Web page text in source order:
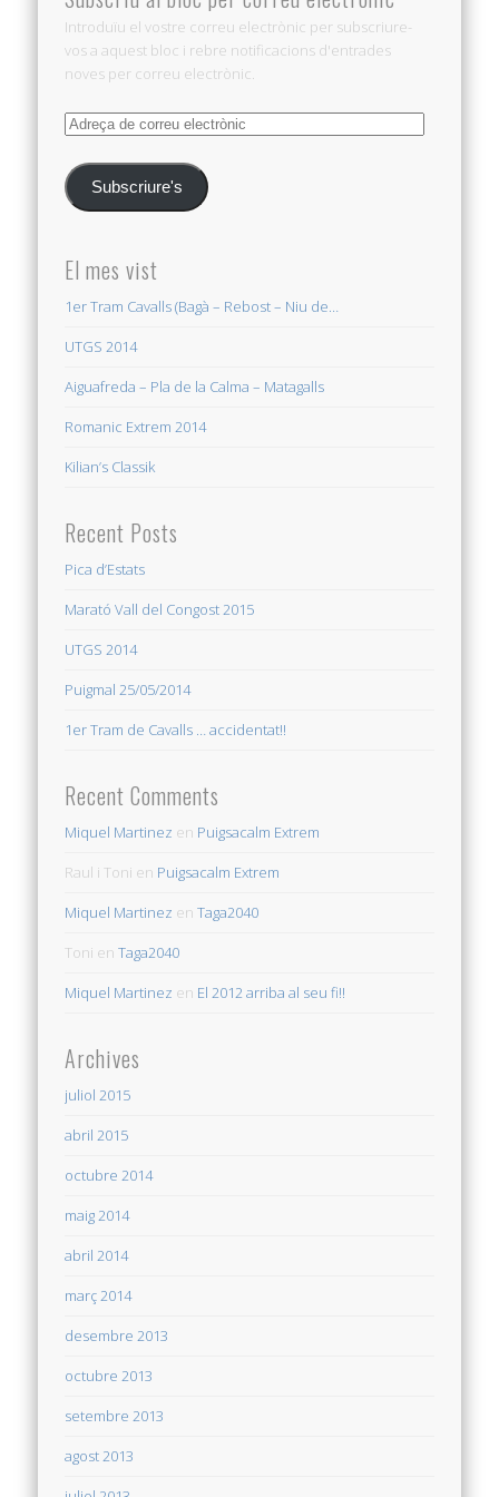
Introduïu el vostre correu electrònic per subscriure-
vos a aquest bloc i rebre notificacions d'entrades
noves per correu electrònic.
Adreça
correu
electrònic
Subscriure's
El mes vist
1er Tram Cavalls (Bagà – Rebost – Niu de…
UTGS 2014
Aiguafreda – Pla de la Calma – Matagalls
Romanic Extrem 2014
Kilian’s Classik
Recent Posts
Pica d’Estats
Marató Vall del Congost 2015
UTGS 2014
Puigmal 25/05/2014
1er Tram de Cavalls … accidentat!!
Recent Comments
Miquel Martinez en Puigsacalm Extrem
Raul i Toni en Puigsacalm Extrem
Miquel Martinez enTaga2040
Toni enTaga2040
Miquel Martinez en El 2012 arriba al seu fi!!
Archives
juliol 2015
abril 2015
octubre 2014
maig 2014
abril 2014
març 2014
desembre 2013
octubre 2013
setembre 2013
agost 2013